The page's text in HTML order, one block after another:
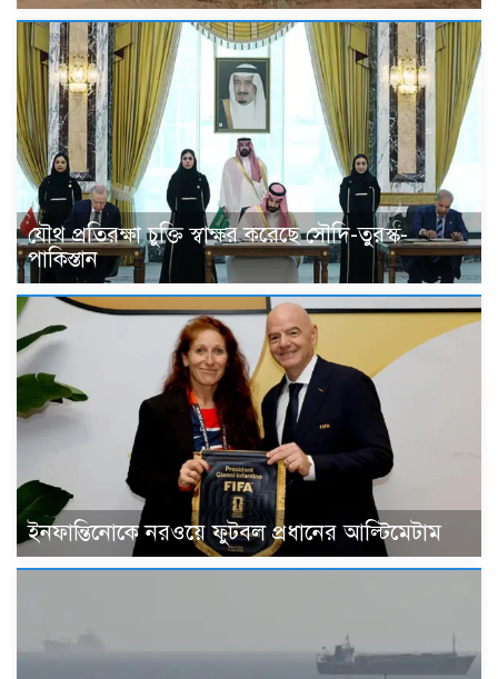
যৌথ প্রতিরক্ষা চুক্তি স্বাক্ষর করেছে সৌদি-তুরস্ক-
পাকিস্তান
ইনফান্তিনোকে নরওয়ে ফুটবল প্রধানের আল্টিমেটাম